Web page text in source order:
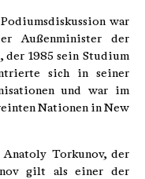
war
Außenminister der
der 1985 sein Studium
sich in seiner
und war im
Nationen in New
Torkunov, der
gilt als einer der